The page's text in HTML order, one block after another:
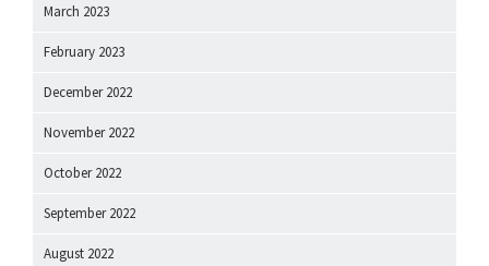
March 2023
February 2023
December 2022
November 2022
October 2022
September 2022
August 2022